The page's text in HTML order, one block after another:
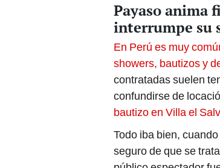
Payaso anima
interrumpe su
En Perú es muy
showers, bautizos y
contratadas suelen
confundirse de
bautizo en Villa el
Todo iba bien,
seguro de que se